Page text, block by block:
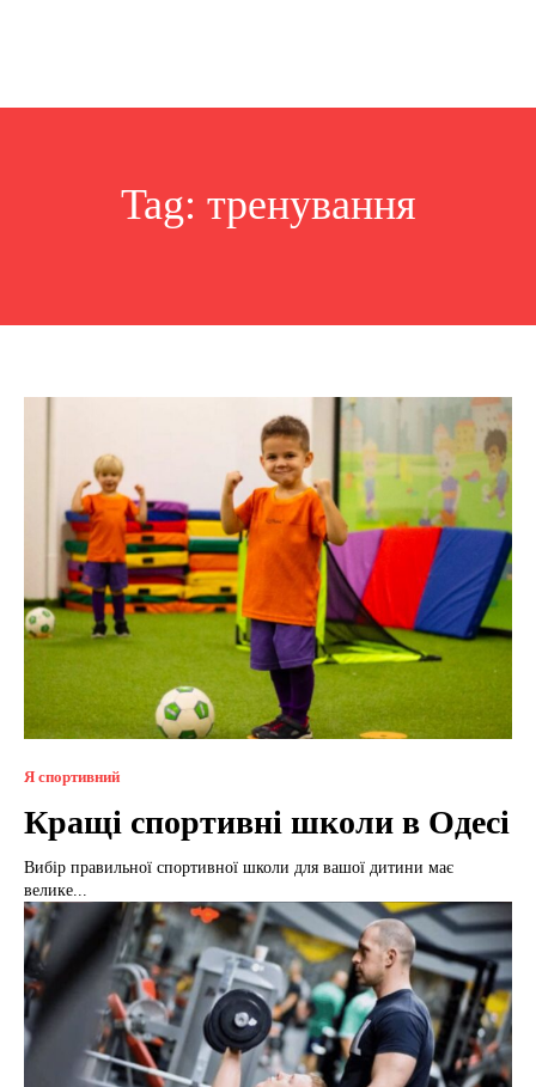
Tag: тренування
Я спортивний
Кращі спортивні школи в Одесі
Вибір правильної спортивної школи для вашої дитини має
велике...